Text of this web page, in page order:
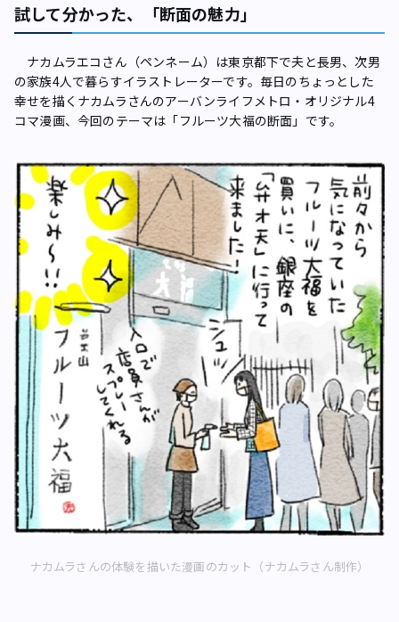
試して分かった、「断面の魅力」
ナカムラエコさん（ペンネーム）は東京都下で夫と長男、次男
の家族4人で暮らすイラストレーターです。毎日のちょっとした
幸せを描くナカムラさんのアーバンライフメトロ・オリジナル4
コマ漫画、今回のテーマは「フルーツ大福の断面」です。
ナカムラさんの体験を描いた漫画のカット（ナカムラさん制作）